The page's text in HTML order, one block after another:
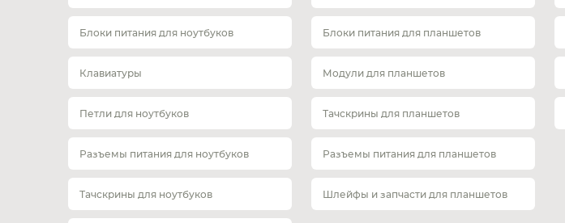
Блоки питания для ноутбуков
Клавиатуры
Петли для ноутбуков
Разъемы питания для ноутбуков
Тачскрины для ноутбуков
Блоки питания для планшетов
Модули для планшетов
Тачскрины для планшетов
Разъемы питания для планшетов
Шлейфы и запчасти для планшетов